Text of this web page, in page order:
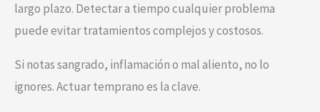
largo plazo. Detectar a tiempo cualquier problema
puede evitar tratamientos complejos y costosos.
Si notas sangrado, inflamación o mal aliento, no lo
ignores. Actuar temprano es la clave.